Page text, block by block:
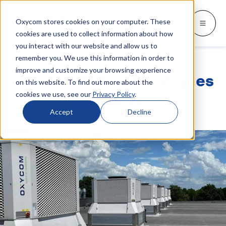
Oxycom stores cookies on your computer. These
cookies are used to collect information about how
you interact with our website and allow us to
remember you. We use this information in order to
improve and customize your browsing experience
on this website. To find out more about the
cookies we use, see our Privacy Policy.
Accept Decline
Produits Produits
IntrCooll : Refroidissement
adiabatique indirect/direct
Refroidissement pour l'industrie, garant
d'une consommation d'énergie réduite de
PreCooll : pré-refroidissement
adiabatique
Rendez votre installation frigorifique
durable grâce à un pré-refroidissement
adiabatique.
Go back
Industries Industries
INDUSTRIES
Métallurgie
Boulangeries industrielles
Graphique
Centre de distribution
Denrées alimentaires
Plastique
Go back
Ressources
Blog et actualités
Livres blancs et études de cas
Téléchargements
Go back
Oxycom
DÉCOUVREZ QUI NOUS SOMMES
Contactez
Service
Partenariat
À propos d'Oxycom
Go back
Languages
SWITCH TO
Deutsch
English
Italiano
Nederlands
Go back
Nos solutions climatiques
durables.